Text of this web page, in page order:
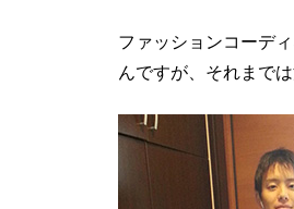
ファッションコーデ
んですが、それまで